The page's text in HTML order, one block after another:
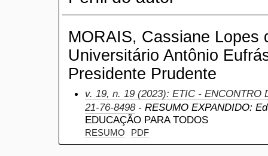
MORAIS, Cassiane Lopes
Universitário Antônio
Presidente Prudente
v. 19, n. 19 (2023): ETIC - ENCONTRO
21-76-8498- RESUMO EXPANDIDO:
EDUCAÇÃO PARA TODOS
RESUMO PDF